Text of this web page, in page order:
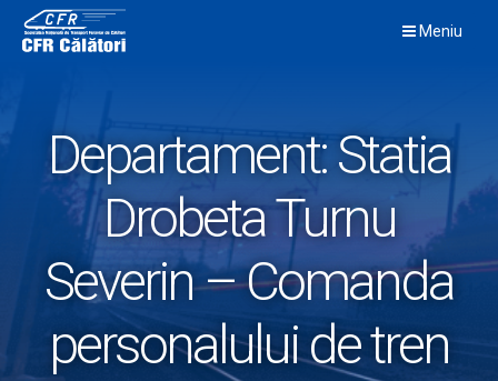
content
Meniu
Departament:Statia
Drobeta Turnu
Severin – Comanda
personalului de tren